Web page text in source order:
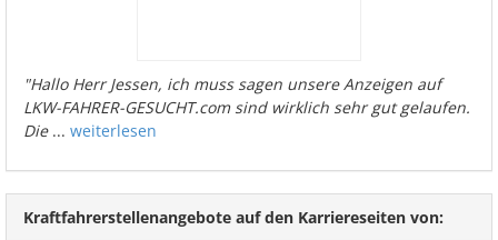
"Hallo Herr Jessen, ich muss sagen unsere Anzeigen auf
LKW-FAHRER-GESUCHT.com sind wirklich sehr gut gelaufen.
Die... weiterlesen
Kraftfahrerstellenangebote auf den Karriereseiten von: